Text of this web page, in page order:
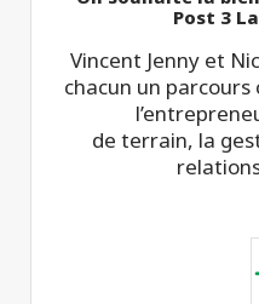
Post 3
Vincent Jenny et
chacun un
de terrain, la